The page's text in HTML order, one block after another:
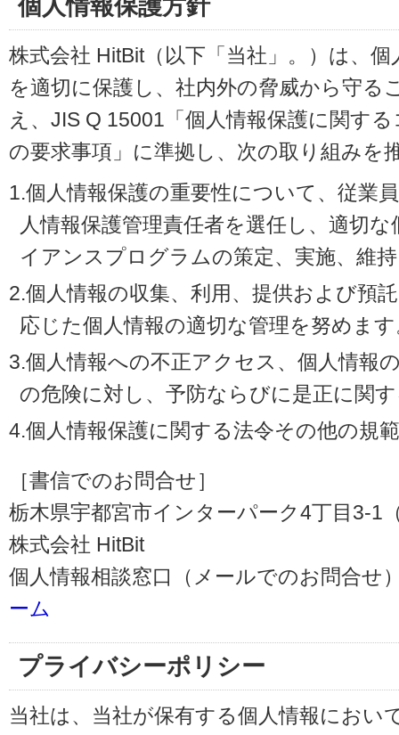
個人情報保護方針
株式会社 HitBit（以下「当社」。）は、
を適切に保護し、社内外の脅威から守る
え、JIS Q 15001「個人情報保護に関す
の要求事項」に準拠し、次の取り組みを
1.個人情報保護の重要性について、従業
人情報保護管理責任者を選任し、適切
イアンスプログラムの策定、実施、維
2.個人情報の収集、利用、提供および預
応じた個人情報の適切な管理を努めま
3.個人情報への不正アクセス、個人情報
の危険に対し、予防ならびに是正に関
4.個人情報保護に関する法令その他の規
［書信でのお問合せ］
栃木県宇都宮市インターパーク4丁目3-1
株式会社 HitBit
個人情報相談窓口（メールでのお問合せ
ーム
プライバシーポリシー
当社は、当社が保有する個人情報におい